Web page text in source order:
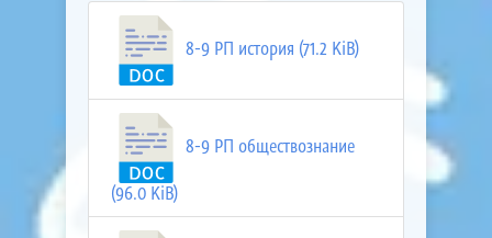
8-9 РП история (71.2 KiB)
8-9 РП обществознание
(96.0 KiB)